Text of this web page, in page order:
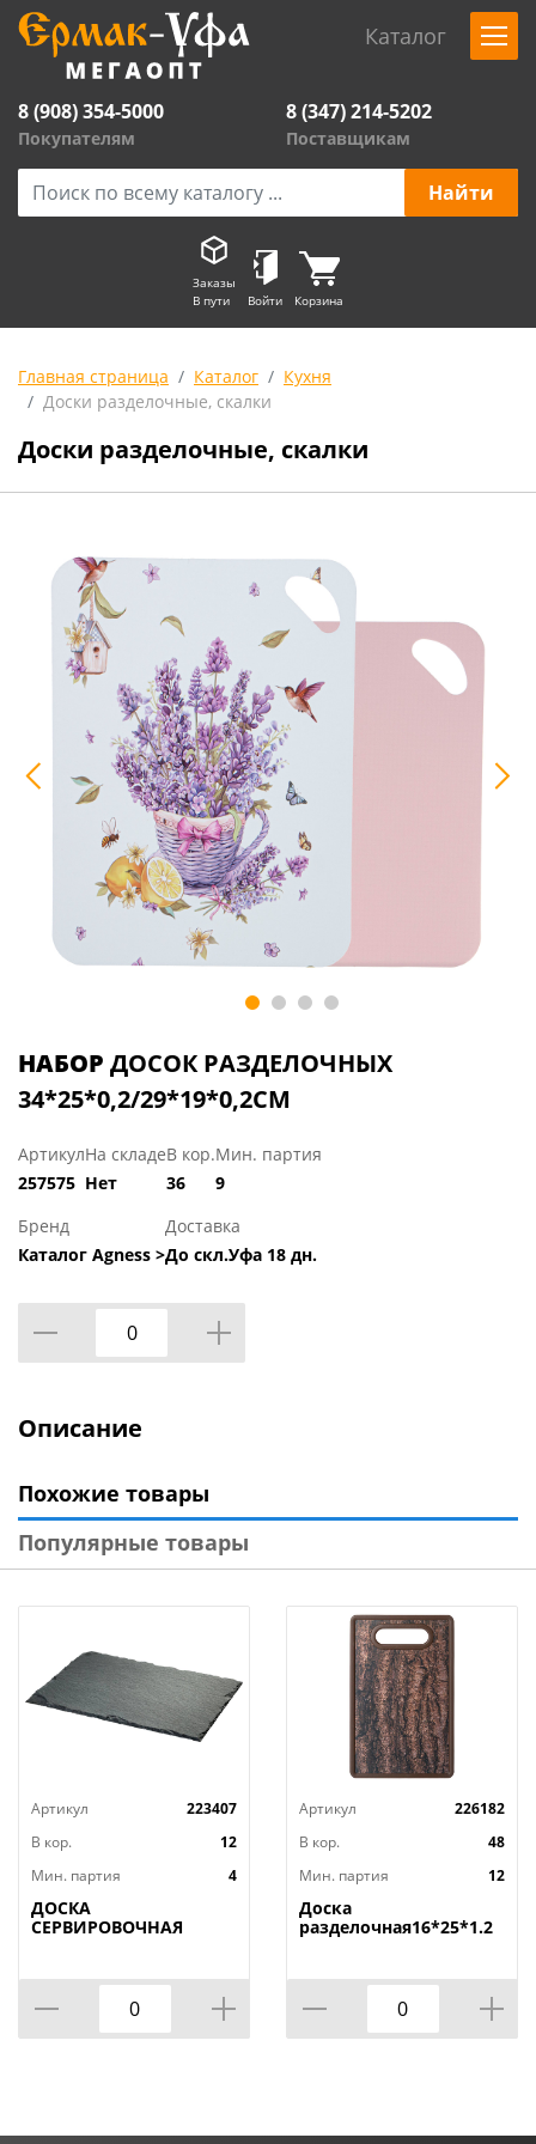
Каталог
8 (908) 354-5000
Покупателям
8 (347) 214-5202
Поставщикам
Заказы
В пути
Войти Корзина
Главная страница Каталог
Кухня
Доски разделочные, скалки
Доски разделочные, скалки
НАБОР ДОСОК РАЗДЕЛОЧНЫХ
34*25*0,2/29*19*0,2СМ
Артикул
257575
На складе
Нет
В кор.
36
Мин. партия
9
Бренд
Каталог Agness >
Доставка
До скл.Уфа 18 дн.
Описание
Похожие товары
Популярные товары
Артикул
223407
В кор.
12
Мин. партия
4
ДОСКА
СЕРВИРОВОЧНАЯ
УПАКОВКИ, КОР=12ШТ.
Артикул
226182
В кор.
48
Мин. партия
12
Доска
разделочная16*25*1.2